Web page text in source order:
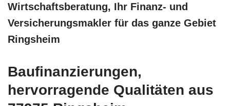
Wirtschaftsberatung, Ihr Finanz- und
Versicherungsmakler für das ganze Gebiet
Ringsheim
Baufinanzierungen,
hervorragende Qualitäten aus